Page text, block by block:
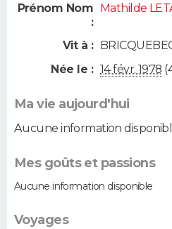
Prénom Nom
:
Mathilde
Vit à :
Née le : 14 févr. 1978
Ma vie aujourd'hui
Aucune information
Mes goûts et passions
Aucune information disponible
Voyages